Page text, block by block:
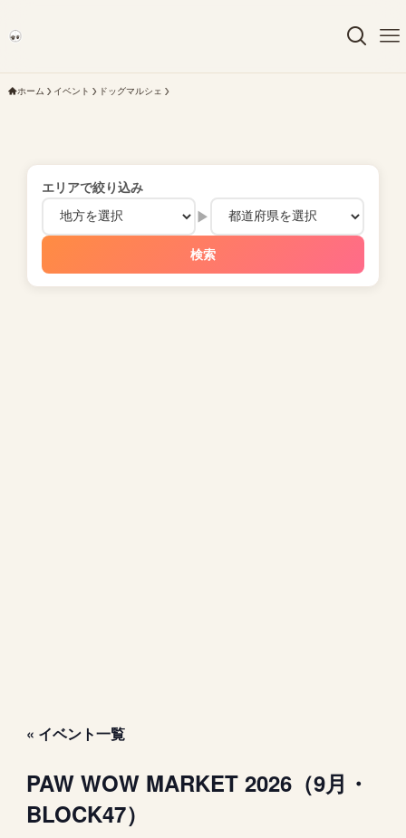
ホーム イベント ドッグマルシェ
エリアで絞り込み
▶
検索
« イベント一覧
PAW WOW MARKET 2026（9月・
BLOCK47）